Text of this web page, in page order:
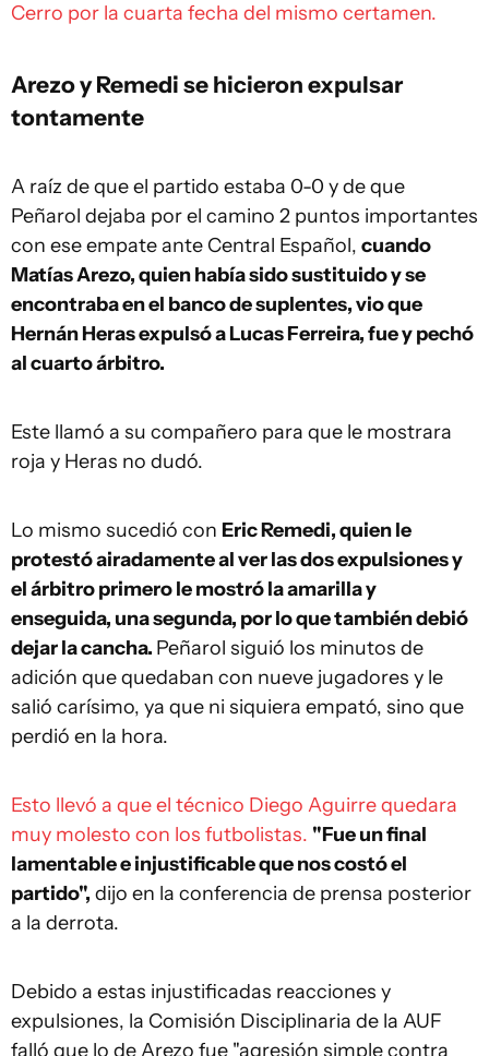
Cerro por la cuarta fecha del mismo certamen.
Arezo y Remedi se hicieron expulsar
tontamente
A raíz de que el partido estaba 0-0 y de que
Peñarol dejaba por el camino 2 puntos importantes
con ese empate ante Central Español, cuando
Matías Arezo, quien había sido sustituido y se
encontraba en el banco de suplentes, vio que
Hernán Heras expulsó a Lucas Ferreira, fue y pechó
al cuarto árbitro.
Este llamó a su compañero para que le mostrara
roja y Heras no dudó.
Lo mismo sucedió con Eric Remedi, quien le
protestó airadamente al ver las dos expulsiones y
el árbitro primero le mostró la amarilla y
enseguida, una segunda, por lo que también debió
dejar la cancha. Peñarol siguió los minutos de
adición que quedaban con nueve jugadores y le
salió carísimo, ya que ni siquiera empató, sino que
perdió en la hora.
Esto llevó a que el técnico Diego Aguirre quedara
muy molesto con los futbolistas. "Fue un final
lamentable e injustificable que nos costó el
partido", dijo en la conferencia de prensa posterior
a la derrota.
Debido a estas injustificadas reacciones y
expulsiones, la Comisión Disciplinaria de la AUF
falló que lo de Arezo fue "agresión simple contra